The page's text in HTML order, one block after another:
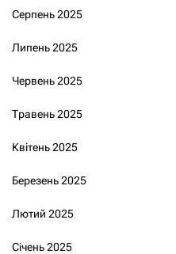
Серпень 2025
Липень 2025
Червень 2025
Травень 2025
Квітень 2025
Березень 2025
Лютий 2025
Січень 2025